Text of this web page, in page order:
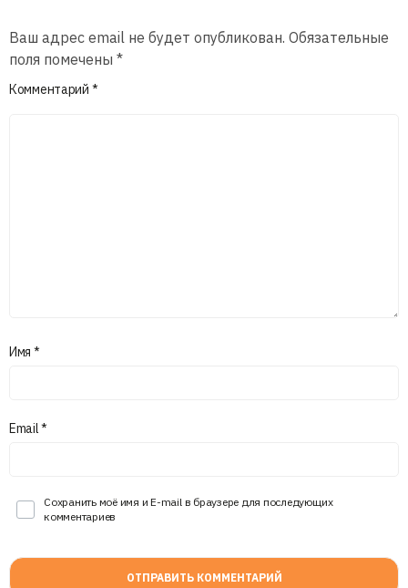
Ваш адрес email не будет опубликован. Обязательные
поля помечены *
Комментарий *
Имя *
Email*
Сохранить моё имя и E-mail в браузере для последующих
комментариев